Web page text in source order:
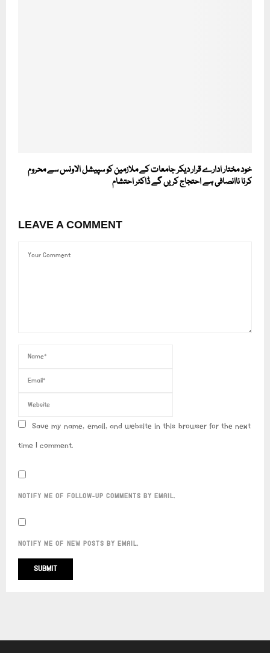
خود مختار ادارے قرار دیکر جامعات کے ملازمین کو سپیشل الاونس سے محروم
کرنا ناانصافی ہے احتجاج کریں گے ڈاکٹر احتشام
LEAVE A COMMENT
Save my name, email, and website in this browser for the next
time I comment.
NOTIFY ME OF FOLLOW-UP COMMENTS BY EMAIL.
NOTIFY ME OF NEW POSTS BY EMAIL.